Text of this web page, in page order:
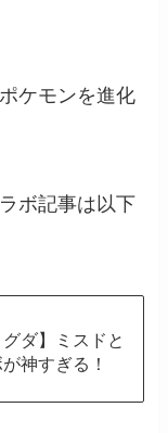
ケモンを進化
ボ記事は以下
グダ】ミスドと
神すぎる！